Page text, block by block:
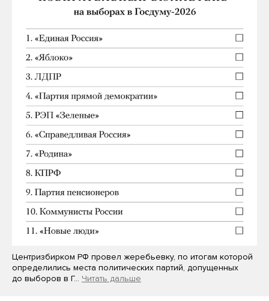
Центризбирком РФ провел жеребьевку, по итогам которой
определились места политических партий, допущенных
до выборов в Г… Читать дальше